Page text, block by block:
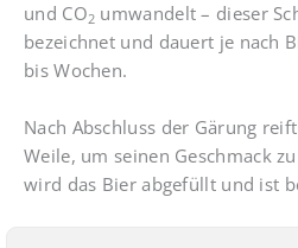
und CO2 umwandelt – dieser
bezeichnet und dauert je nach
bis Wochen.
Nach Abschluss der Gärung
Weile, um seinen Geschmack
wird das Bier abgefüllt und ist